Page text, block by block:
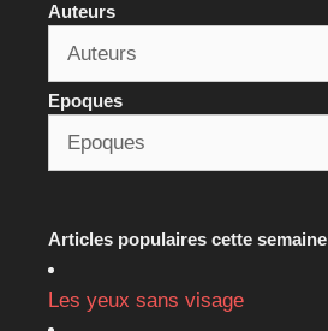
Auteurs
Epoques
Articles populaires cette semaine
Les yeux sans visage